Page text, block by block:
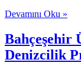
Devamını Oku »
Bahçeşehir
Denizcilik